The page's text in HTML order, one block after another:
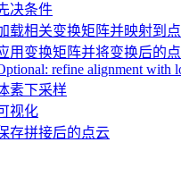
决条件
载相关变换矩阵并映射到
用变换矩阵并将变换后的
refine alignment with
素下采样
视化
存拼接后的点云